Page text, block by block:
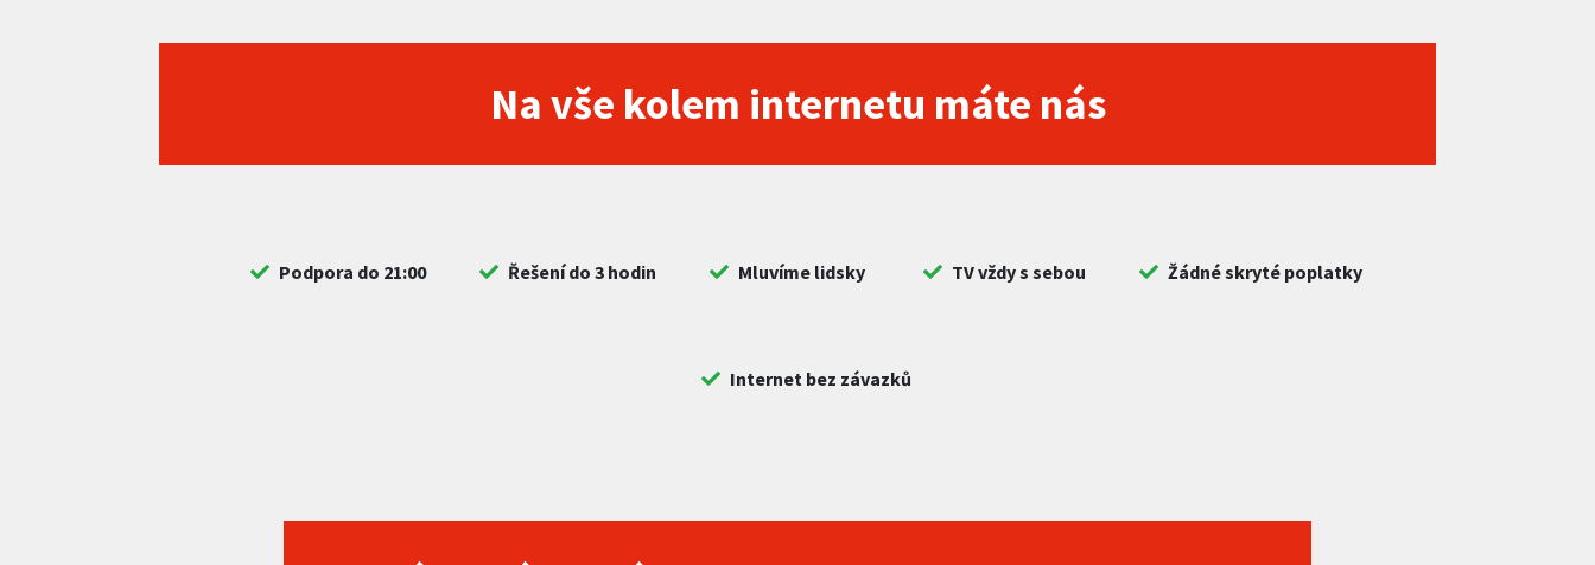
Na vše kolem internetu máte nás
Podpora do 21:00 Řešení do 3 hodin Mluvíme lidsky TV vždy s sebou Žádné skryté poplatky
Internet bez závazků